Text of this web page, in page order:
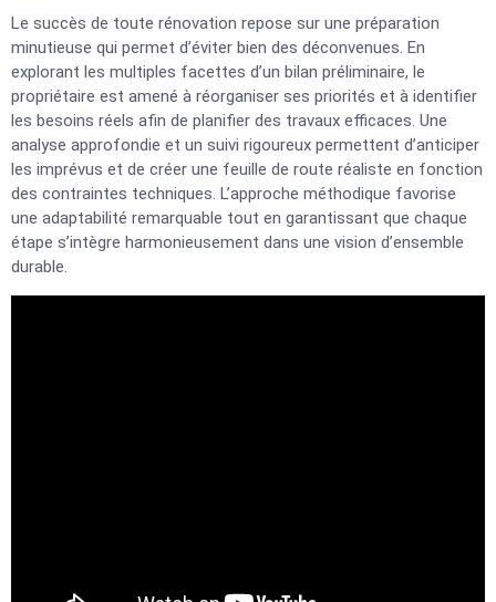
Le succès de toute rénovation repose sur une préparation
minutieuse qui permet d’éviter bien des déconvenues. En
explorant les multiples facettes d’un bilan préliminaire, le
propriétaire est amené à réorganiser ses priorités et à identifier
les besoins réels afin de planifier des travaux efficaces. Une
analyse approfondie et un suivi rigoureux permettent d’anticiper
les imprévus et de créer une feuille de route réaliste en fonction
des contraintes techniques. L’approche méthodique favorise
une adaptabilité remarquable tout en garantissant que chaque
étape s’intègre harmonieusement dans une vision d’ensemble
durable.